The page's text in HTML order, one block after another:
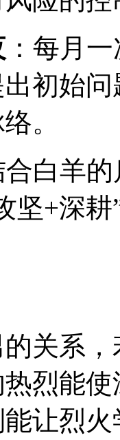
：每月
初始
。
合白羊
坚+深
关系
烈能
让烈